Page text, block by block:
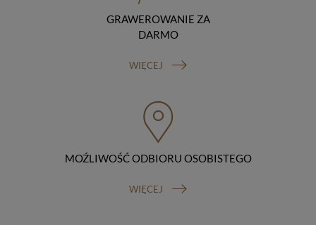
ograniczyli przetwarzanie Twoich danych osobowych
wyłącznie do ich przechowywania lub wykonywania
uzgodnionych z Tobą działań, jeżeli Twoim zdaniem
przetwarzamy je bezpodstawnie), prawo do wniesienia
sprzeciwu wobec przetwarzania danych, prawo do
organu nadzorczego (Prezesa Urzędu Ochrony Danych
Osobowych, ul. Stawki 2, 00-193 Warszawa) oraz
prawo do cofnięcia zgody na przetwarzanie danych
osobowych (masz prawo cofnięcia zgody na
przetwarzanie danych w dowolnym momencie;
zgody przed jej cofnięciem). W celu wykonania swoich
GRAWEROWANIE ZA
DARMO
WIĘCEJ
MOŹLIWOŚĆ ODBIORU OSOBISTEGO
WIĘCEJ